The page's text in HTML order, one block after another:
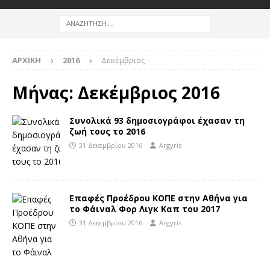
ΑΡΧΙΚΉ 2016 Δεκέμβριος
Μήνας: Δεκέμβριος 2016
Συνολικά 93 δημοσιογράφοι έχασαν τη
ζωή τους το 2016
31 Δεκεμβρίου 2016 Argyris
Επαφές Προέδρου ΚΟΠΕ στην Αθήνα για
το Φάιναλ Φορ Λιγκ Καπ του 2017
31 Δεκεμβρίου 2016 Argyris